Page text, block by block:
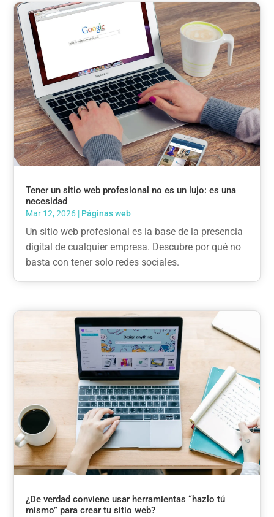
Tener un sitio web profesional no es un lujo: es una
necesidad
Mar 12, 2026 | Páginas web
Un sitio web profesional es la base de la presencia
digital de cualquier empresa. Descubre por qué no
basta con tener solo redes sociales.
¿De verdad conviene usar herramientas “hazlo tú
mismo” para crear tu sitio web?